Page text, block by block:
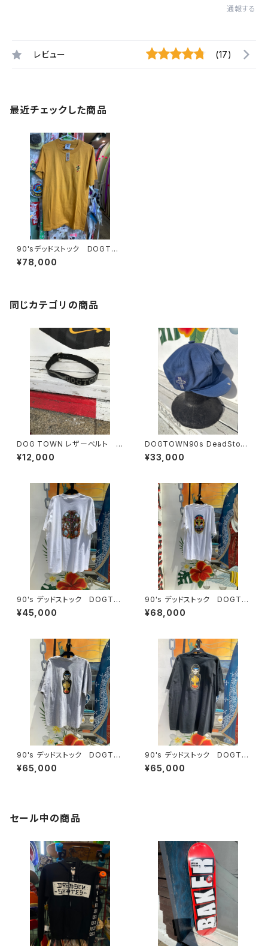
通報する
レビュー (17)
最近チェックした商品
90'sデッドストック DOGTO
WN
¥78,000
同じカテゴリの商品
DOG TOWN レザーベルト サ
イズ28デッドストックリアルレザ
ー ブラックドッグタウン
¥12,000
DOGTOWN90s DeadStock
USA ドックタウン デットストッ
ク キャスケット
¥33,000
90's デッドストック DOGTO
WN
¥45,000
90's デッドストック DOGTO
WN
¥68,000
90's デッドストック DOGTO
WN
¥65,000
90's デッドストック DOGTO
WN
¥65,000
セール中の商品